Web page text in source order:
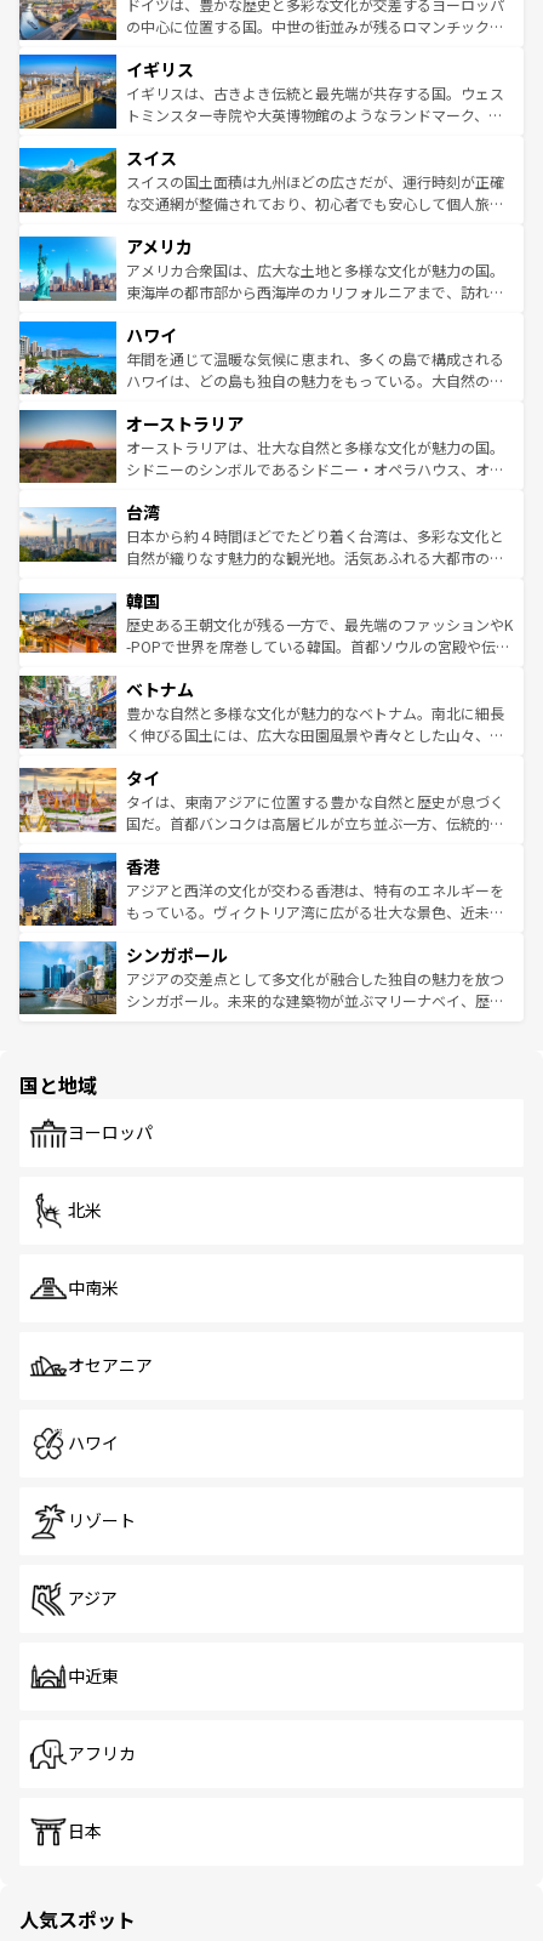
ンテンツ一覧を参照してほしい。
から魅了する。また、フランスは美食の国としても知ら
いる。シャンパンの発祥地であるランス、プロヴァンスの
香り高いラベンダー畑など、多彩な楽しみ方が可能だ。さ
らに、パリ以外の地域にも魅力が溢れており、どの街角に
れる地方に足を運ぶとそれぞれで全く異なる文化を体験で
きるだろう。 なお、新着のフランス情報はコンテンツ一覧
を参照してほしい。
ドイツは、豊かな歴史と多彩な文化が交差するヨーロッパ
の中心に位置する国。中世の街並みが残るロマンチック街
顔を持つこの国は、どこを歩いても飽きることがない。ベ
ルリンの文化的活気、バイエルン州のアルプスの絶景、そ
してライン川沿いのワイン畑といった風景は必見。ビール
は、お酒好きな人にはぜひ体験してほしい。 なお、新着の
ドイツ情報はコンテンツ一覧を参照してほしい。
イギリス
イギリスは、古きよき伝統と最先端が共存する国。ウェス
トミンスター寺院や大英博物館のようなランドマーク、歴
リアごとに異なる魅力がある。また、優雅なアフタヌーン
ティー、ビール好きにはたまらない英国パブ、サッカー観
戦など、本場だからこそできる体験も豊富。イギリスを旅
ンツ一覧を参照してほしい。
スイス
スイスの国土面積は九州ほどの広さだが、運行時刻が正確
な交通網が整備されており、初心者でも安心して個人旅行
の建物がそのまま残る町や、スイスならではのユニークな
博物館もあり、アルプス観光だけでなく町歩きも満喫する
ことができる。国民の所得が高いため物価も高いが、旅行
ば市内交通費無料で観光を楽しむこともできる。 なお、新
着のスイス情報はコンテンツ一覧 を参照してほしい。
アメリカ
アメリカ合衆国は、広大な土地と多様な文化が魅力の国。
東海岸の都市部から西海岸のカリフォルニアまで、訪れる
のような巨大都市は、観光、ショッピング、エンターテイ
ンメントが詰まった刺激的なスポットだ。一方、アメリカ
西部には大自然が広がり、グランドキャニオンやイエロー
部のニューオーリンズでは、音楽と美食が融合した独特の
文化が魅力。旅行者はアメリカの各地域で異なる魅力を楽
しみながら、その多様性と豊かな歴史を感じることができ
ならではの贅沢な旅のスタイルだ。 なお、新着のアメリカ
情報はコンテンツ一覧を参照してほしい。
ハワイ
年間を通じて温暖な気候に恵まれ、多くの島で構成される
ハワイは、どの島も独自の魅力をもっている。大自然の神
ワイ島は見逃せない。また、定番の観光地といえばオアフ
島だが、静かな自然を求めるならマウイ島やカウアイ島が
おすすめ。エメラルドグリーンに輝く海をはじめ、豊かな
れるおもてなしの心で訪れる人々を迎えてくれるハワイの
人々、おいしいローカルフードやハワイアンミュージッ
ク、伝統的なフラダンスなど、すべてがハワイの魅力を彩
ワイを、存分に味わってほしい。 なお、新着のハワイ情報
はコンテンツ一覧を参照してほしい。
オーストラリア
オーストラリアは、壮大な自然と多様な文化が魅力の国。
シドニーのシンボルであるシドニー・オペラハウス、オー
リアリーフや大陸中央部にそびえるウルル（エアーズロッ
ク）、タスマニアの美しい原生林やケアンズの熱帯雨林な
ど、見どころがたくさん。また、カフェやワイン、オージ
いる。アクティビティも充実しており、サーフィンやダイ
ビング、ハイキングなど、アウトドア好きにはたまらな
い。オーストラリアの多彩な魅力を存分に味わいつくそ
参照してほしい。
台湾
日本から約４時間ほどでたどり着く台湾は、多彩な文化と
自然が織りなす魅力的な観光地。活気あふれる大都市の台
ン）、静ひつな山岳地帯である台湾東部など、都市の喧騒
と山間の静けさが共存しており、訪れる人に新しい発見と
驚きをもたらしてくれる。また、奥深い台湾の食文化も魅
容にもいいと評判のスイーツなど、バラエティ豊かな料理
が味わえる。 なお、新着の台湾情報は コンテンツ一覧を参
照してほしい。
韓国
歴史ある王朝文化が残る一方で、最先端のファッションやK
-POPで世界を席巻している韓国。首都ソウルの宮殿や伝統
き、地方に足を延ばせば四季折々の自然美を楽しむことが
できる。そして、キムチや焼肉、絶品のストリートフード
まで、さまざまな韓国料理が待っている。夜には、韓国な
リティに包まれながら、韓国の多彩な魅力を心ゆくまで味
わってみてほしい。 なお、新着の韓国情報はコンテンツ一
覧を参照してほしい。
ベトナム
豊かな自然と多様な文化が魅力的なベトナム。南北に細長
く伸びる国土には、広大な田園風景や青々とした山々、世
急速な発展と共に伝統が息づく。ハノイの古い町並みやホ
ーチミン市のフランス統治時代の建物も、独特の雰囲気を
醸し出している。また、バラエティの豊かさとおいしさで
とつ。フォーやバインミー、ベトナムコーヒーなどは、ぜ
ひ現地で味わいたい。どの地域を訪れてもあたたかい人々
が旅行者を迎えてくれるので、きっと忘れられない旅にな
参照してほしい。
タイ
タイは、東南アジアに位置する豊かな自然と歴史が息づく
国だ。首都バンコクは高層ビルが立ち並ぶ一方、伝統的な
の活気が交差している。北部ではチェンマイなどの山岳地
帯で自然と触れ合い、南部ではプーケットやクラビの美し
いビーチでリゾート気分を楽しむことができる。タイ料理
激する。気候は一年中温暖で、どの季節にも異なる楽しみ
が待っている。親しみやすいタイの人々、仏教を中心とし
た文化、そして多様な観光資源が、訪れる旅人を魅了し続
香港
アジアと西洋の文化が交わる香港は、特有のエネルギーを
もっている。ヴィクトリア湾に広がる壮大な景色、近未来
み、どこを訪れても感動するはず。観光スポットが密集し
ており、効率よく見どころを回れるのも魅力。息をのむよ
うな絶景から文化的な体験まで、香港を存分に楽しみ尽く
シンガポール
アジアの交差点として多文化が融合した独自の魅力を放つ
シンガポール。未来的な建築物が並ぶマリーナベイ、歴史
で、ホーカーズは地元の風情を楽しめる外せないスポット
国と地域
ヨーロッパ
北米
中南米
オセアニア
ハワイ
リゾート
アジア
中近東
アフリカ
日本
人気スポット